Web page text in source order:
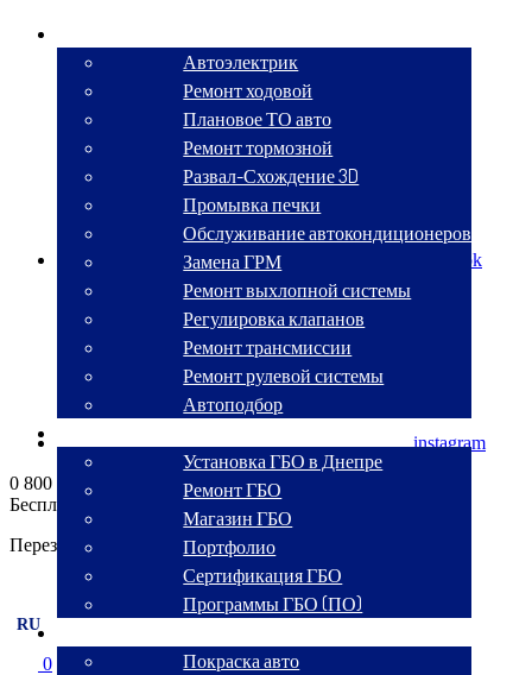
facebook
instagram
0 800 330 270
Бесплатный звонок по Украине
Перезвоните мне
RU
0
Автоэлектрик
Ремонт ходовой
Плановое ТО авто
Ремонт тормозной
Развал-Схождение 3D
Промывка печки
Обслуживание автокондиционеров
Замена ГРМ
Ремонт выхлопной системы
Регулировка клапанов
Ремонт трансмиссии
Ремонт рулевой системы
Автоподбор
Установка ГБО в Днепре
Ремонт ГБО
Магазин ГБО
Портфолио
Сертификация ГБО
Программы ГБО (ПО)
Покраска авто